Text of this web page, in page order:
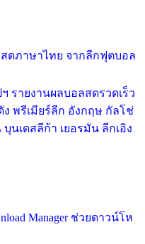
สดภาษาไทย จากลีกฟุตบอล
รายงานผลบอลสดรวดเร็ว
พรีเมียร์ลีก อังกฤษ กัลโช่
บุนเดสลีก้า เยอรมัน ลีกเอิง
Manager ช่วยดาวน์โห